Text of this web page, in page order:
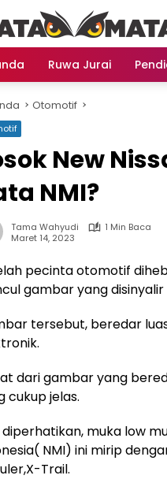
Ruwa Jurai
Otomotif
New
NMI?
Tama Wahyudi
1 Min Baca
Maret 14, 2023
pecinta otomotif
gambar yang disinyalir
tersebut, beredar
dari gambar yang
cukup jelas.
muka low
NMI) ini mirip
Trail.